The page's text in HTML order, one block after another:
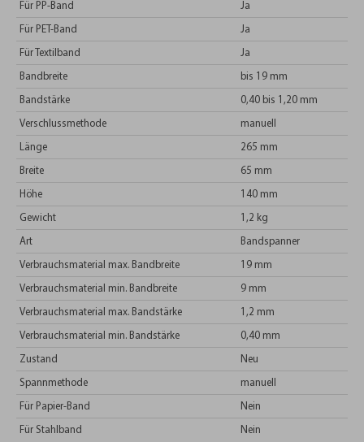
Für PP-Band Ja
Für PET-Band Ja
Für Textilband Ja
Bandbreite bis 19 mm
Bandstärke 0,40 bis 1,20 mm
Verschlussmethode manuell
Länge 265 mm
Breite 65 mm
Höhe 140 mm
Gewicht 1,2 kg
Art Bandspanner
Verbrauchsmaterial max. Bandbreite 19 mm
Verbrauchsmaterial min. Bandbreite 9 mm
Verbrauchsmaterial max. Bandstärke 1,2 mm
Verbrauchsmaterial min. Bandstärke 0,40 mm
Zustand Neu
Spannmethode manuell
Für Papier-Band Nein
Für Stahlband Nein